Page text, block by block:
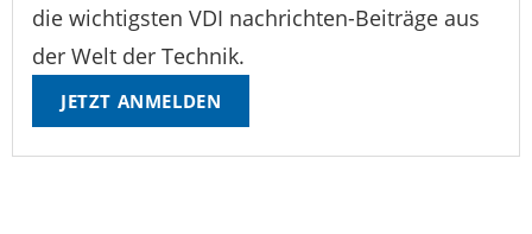
die wichtigsten VDI nachrichten-Beiträge aus
der Welt der Technik.
JETZT ANMELDEN